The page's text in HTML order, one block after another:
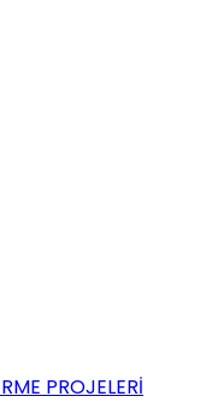
PROJELERİ